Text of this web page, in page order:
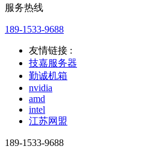
服务热线
189-1533-9688
友情链接 :
技嘉服务器
勤诚机箱
nvidia
amd
intel
江苏网盟
189-1533-9688